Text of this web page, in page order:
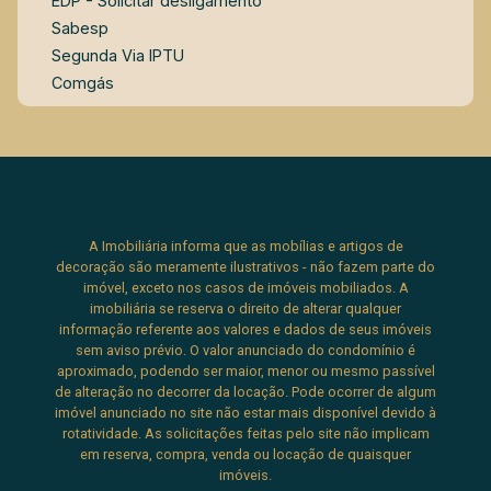
e contato direto com a natureza, sem abrir mão
das conveniências da cidade. Este é o lugar
perfeito para quem busca qualidade de vida
incomparável, onde cada detalhe foi pensado
viver com exclusividade e paz!
Sabesp
Segunda Via IPTU
Comgás
A Imobiliária informa que as mobílias e artigos de
decoração são meramente ilustrativos - não fazem parte do
imóvel, exceto nos casos de imóveis mobiliados. A
imobiliária se reserva o direito de alterar qualquer
informação referente aos valores e dados de seus imóveis
sem aviso prévio. O valor anunciado do condomínio é
aproximado, podendo ser maior, menor ou mesmo passível
de alteração no decorrer da locação. Pode ocorrer de algum
imóvel anunciado no site não estar mais disponível devido à
rotatividade. As solicitações feitas pelo site não implicam
em reserva, compra, venda ou locação de quaisquer
imóveis.